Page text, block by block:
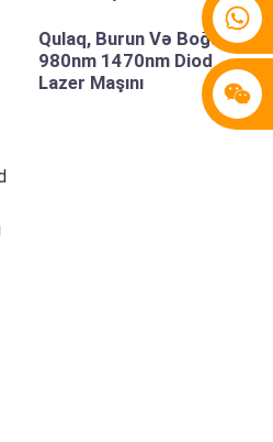
Qulaq, Burun Və Boğaz
980nm 1470nm Diod
Lazer Maşını